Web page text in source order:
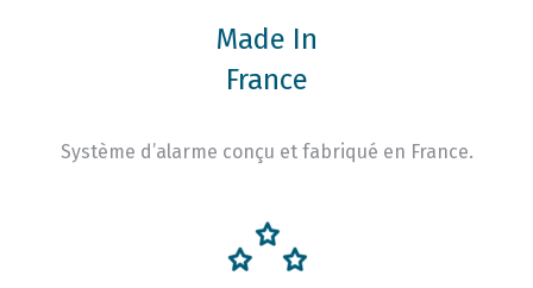
Made In
France
Système d’alarme conçu et fabriqué en France.